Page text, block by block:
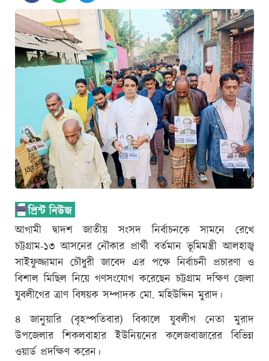
আগামী দ্বাদশ জাতীয় সংসদ নির্বাচনকে সামনে রেখে
চট্টগ্রাম-১৩ আসনের নৌকার প্রার্থী বর্তমান ভূমিমন্ত্রী আলহাজ্ব
সাইফুজ্জামান চৌধুরী জাবেদ এর পক্ষে নির্বাচনী প্রচারণা ও
বিশাল মিছিল নিয়ে গণসংযোগ করেছেন চট্টগ্রাম দক্ষিণ জেলা
যুবলীগের ত্রাণ বিষয়ক সম্পাদক মো. মহিউদ্দিন মুরাদ।
৪ জানুয়ারি (বৃহস্পতিবার) বিকালে যুবলীগ নেতা মুরাদ
উপজেলার শিকলবাহার ইউনিয়নের কলেজবাজারের বিভিন্ন
ওয়ার্ড প্রদক্ষিণ করেন।